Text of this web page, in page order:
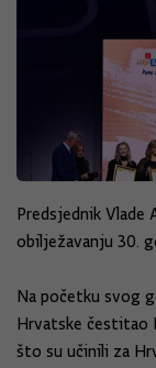
Predsjednik Vlade
obilježavanju 30.
Na početku svog
Hrvatske čestitao
što su učinili za